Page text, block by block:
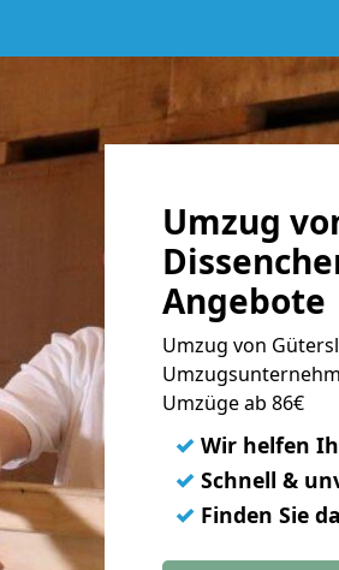
Umzug
Angebote
Umzug von
Umzüge ab 86€
✓ Wir helfen
✓ Schnell &
✓ Finden Sie